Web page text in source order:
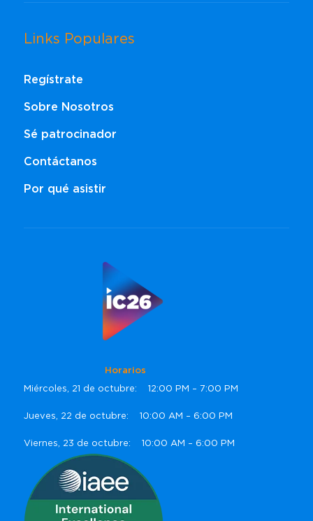
Links Populares
Regístrate
Sobre Nosotros
Sé patrocinador
Contáctanos
Por qué asistir
Horarios
Miércoles, 21 de octubre: 12:00 PM – 7:00 PM
Jueves, 22 de octubre: 10:00 AM – 6:00 PM
Viernes, 23 de octubre: 10:00 AM – 6:00 PM